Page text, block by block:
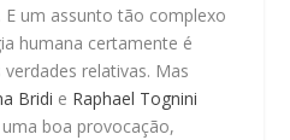
E um assunto tão complexo
humana certamente é
relativas. Mas
Bridi e Raphael Tognini
boa provocação,